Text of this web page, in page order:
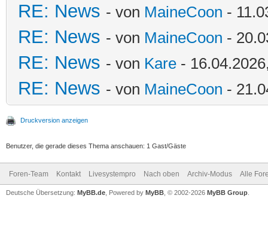
RE: News - von MaineCoon -
RE: News - von MaineCoon -
RE: News - von Kare -
RE: News - von MaineCoon -
Druckversion anzeigen
Benutzer, die gerade dieses Thema anschauen: 1 Gast/Gäste
Foren-Team Kontakt Livesystempro Nach oben Archiv-Modus Alle
Deutsche Übersetzung: MyBB.de , Powered by MyBB , © 2002-2026 MyBB Group